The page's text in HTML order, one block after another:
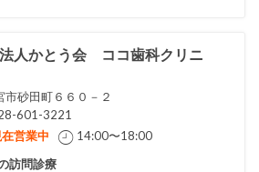
人かとう会 ココ歯科クリニ
市砂田町６６０－２
601-3221
営業中
14:00〜18:00
訪問診療